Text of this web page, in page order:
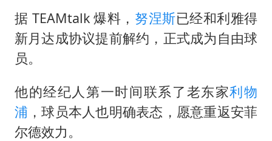
据 TEAMtalk 爆料， 努涅斯已经和利雅得
新月达成协议提前解约，正式成为自由球
员。
他的经纪人第一时间联系了老东家利物
浦 ，球员本人也明确表态，愿意重返安菲
尔德效力。